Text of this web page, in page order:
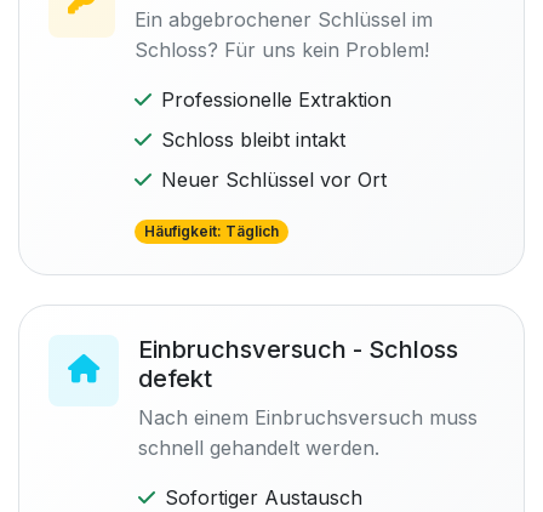
Ein abgebrochener Schlüssel im
Schloss? Für uns kein Problem!
Professionelle Extraktion
Schloss bleibt intakt
Neuer Schlüssel vor Ort
Häufigkeit: Täglich
Einbruchsversuch - Schloss
defekt
Nach einem Einbruchsversuch muss
schnell gehandelt werden.
Sofortiger Austausch